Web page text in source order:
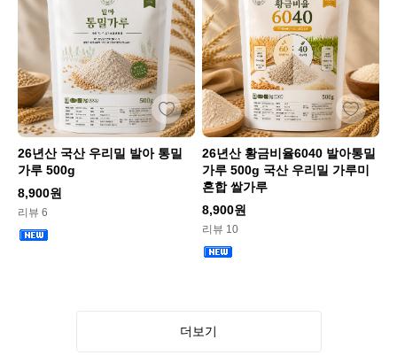
26년산 국산 우리밀 발아 통밀
가루 500g
8,900원
리뷰 6
26년산 황금비율6040 발아통밀
가루 500g 국산 우리밀 가루미
혼합 쌀가루
8,900원
리뷰 10
더보기